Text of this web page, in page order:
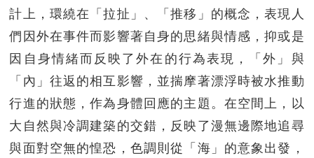
計上，環繞在「拉扯」、「推移」的概念，表現人
們因外在事件而影響著自身的思緒與情感，抑或是
因自身情緒而反映了外在的行為表現，「外」與
「內」往返的相互影響，並揣摩著漂浮時被水推動
行進的狀態，作為身體回應的主題。在空間上，以
大自然與冷調建築的交錯，反映了漫無邊際地追尋
與面對空無的惶恐，色調則從「海」的意象出發，